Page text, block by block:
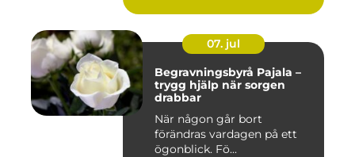
07. jul
Begravningsbyrå Pajala –
trygg hjälp när sorgen
drabbar
När någon går bort
förändras vardagen på ett
ögonblick. Fö...